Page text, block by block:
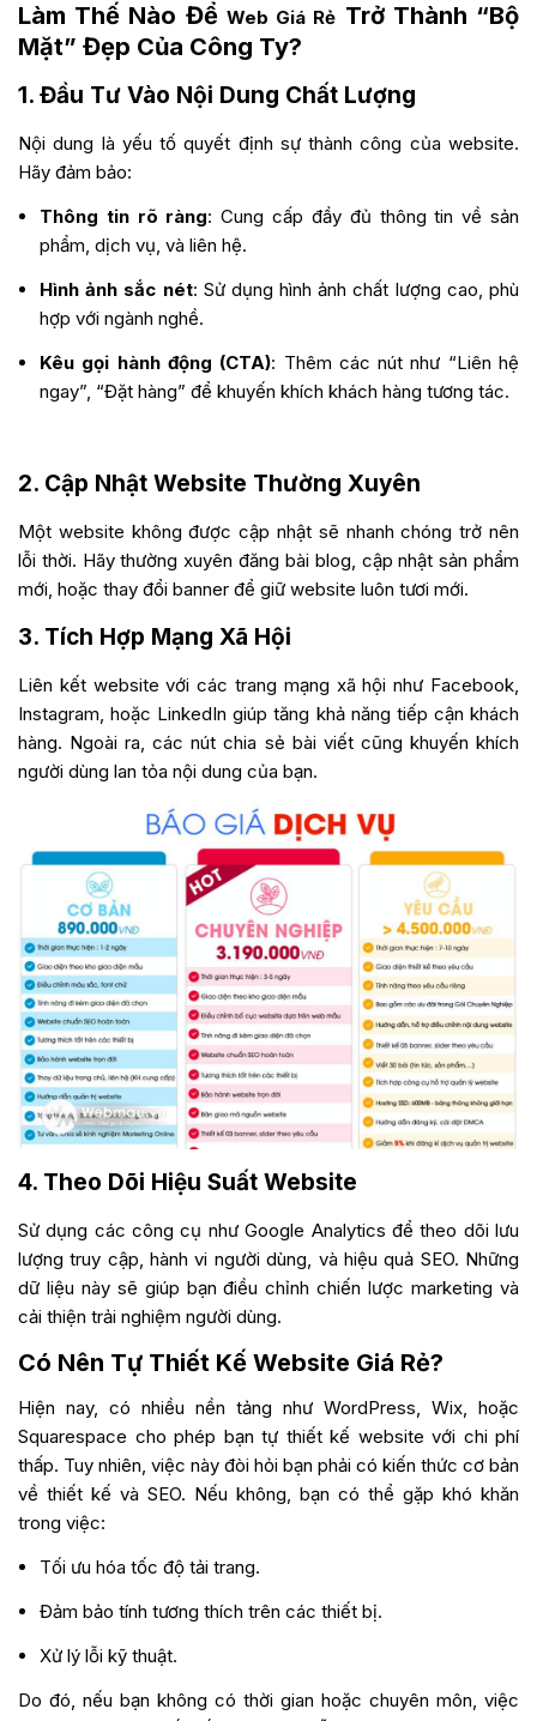
Làm Thế Nào Để Web Giá Rẻ Trở Thành “Bộ
Mặt” Đẹp Của Công Ty?
1. Đầu Tư Vào Nội Dung Chất Lượng
Nội dung là yếu tố quyết định sự thành công của website.
Hãy đảm bảo:
Thông tin rõ ràng: Cung cấp đầy đủ thông tin về sản
phẩm, dịch vụ, và liên hệ.
Hình ảnh sắc nét: Sử dụng hình ảnh chất lượng cao, phù
hợp với ngành nghề.
Kêu gọi hành động (CTA): Thêm các nút như “Liên hệ
ngay”, “Đặt hàng” để khuyến khích khách hàng tương tác.
2. Cập Nhật Website Thường Xuyên
Một website không được cập nhật sẽ nhanh chóng trở nên
lỗi thời. Hãy thường xuyên đăng bài blog, cập nhật sản phẩm
mới, hoặc thay đổi banner để giữ website luôn tươi mới.
3. Tích Hợp Mạng Xã Hội
Liên kết website với các trang mạng xã hội như Facebook,
Instagram, hoặc LinkedIn giúp tăng khả năng tiếp cận khách
hàng. Ngoài ra, các nút chia sẻ bài viết cũng khuyến khích
người dùng lan tỏa nội dung của bạn.
4. Theo Dõi Hiệu Suất Website
Sử dụng các công cụ như Google Analytics để theo dõi lưu
lượng truy cập, hành vi người dùng, và hiệu quả SEO. Những
dữ liệu này sẽ giúp bạn điều chỉnh chiến lược marketing và
cải thiện trải nghiệm người dùng.
Có Nên Tự Thiết Kế Website Giá Rẻ?
Hiện nay, có nhiều nền tảng như WordPress, Wix, hoặc
Squarespace cho phép bạn tự thiết kế website với chi phí
thấp. Tuy nhiên, việc này đòi hỏi bạn phải có kiến thức cơ bản
về thiết kế và SEO. Nếu không, bạn có thể gặp khó khăn
trong việc:
Tối ưu hóa tốc độ tải trang.
Đảm bảo tính tương thích trên các thiết bị.
Xử lý lỗi kỹ thuật.
Do đó, nếu bạn không có thời gian hoặc chuyên môn, việc